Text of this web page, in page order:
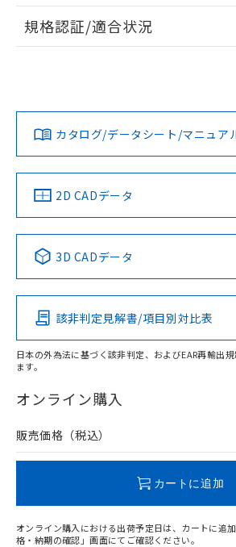
ログイン/会員登録
ダウンロードデータをご利用いただく前
みください。
ソフトウェアの使用条件
EU RoHS 注意事項・凡例
対応済み
中国 RoHS 注意事項・凡例
Pb Hg Cd
O
在庫等で未対応品が混在する可能性が
問い合わせください。
規格認証/適合状況
カタログ/データシート/マニュア
2D CADデータ
3D CADデータ
該非判定見解書/項目別対比表
日本の外為法に基づく該非判定、およびEAR再輸出
ます。
オンライン購入
販売価格（税込）
カートに追加
オンライン購入における出荷予定日は、カートに追
格・納期の確認」画面にてご確認ください。